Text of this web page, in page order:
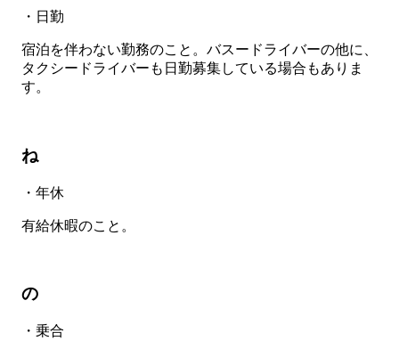
・日勤
宿泊を伴わない勤務のこと。バスードライバーの他に、
タクシードライバーも日勤募集している場合もありま
す。
ね
・年休
有給休暇のこと。
の
・乗合